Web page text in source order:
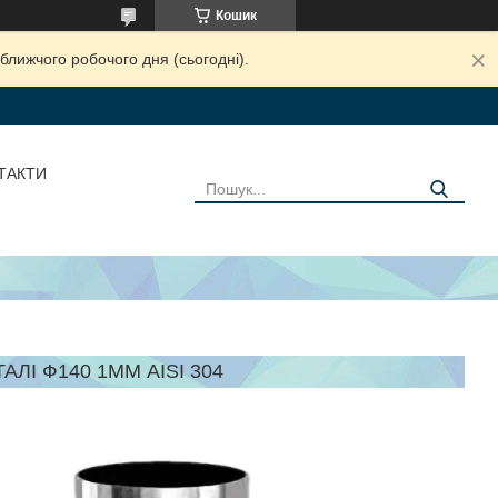
Кошик
робочого дня (сьогодні).
Ф140 1ММ AISI 304